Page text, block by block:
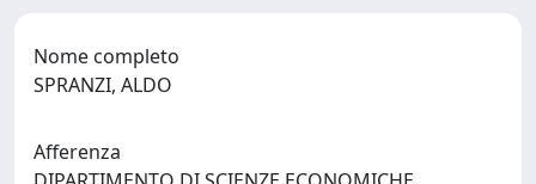
Nome completo
SPRANZI, ALDO
Afferenza